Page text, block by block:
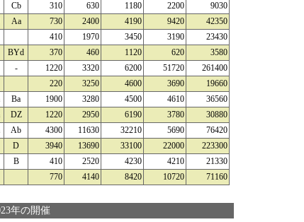
Cb 310 630 1180 2200
9030
Aa 730 2400 4190 9420
42350
410 1970 3450 3190
23430
BYd 370 460 1120 620
3580
- 1220 3320 6200 51720
261400
220 3250 4600 3690
19660
Ba 1900 3280 4500 4610
36560
DZ 1220 2950 6190 3780
30880
Ab 4300 11630 32210 5690
76420
D 3940 13690 33100 22000
223300
B 410 2520 4230 4210
21330
770 4140 8420 10720 71160
年の開催